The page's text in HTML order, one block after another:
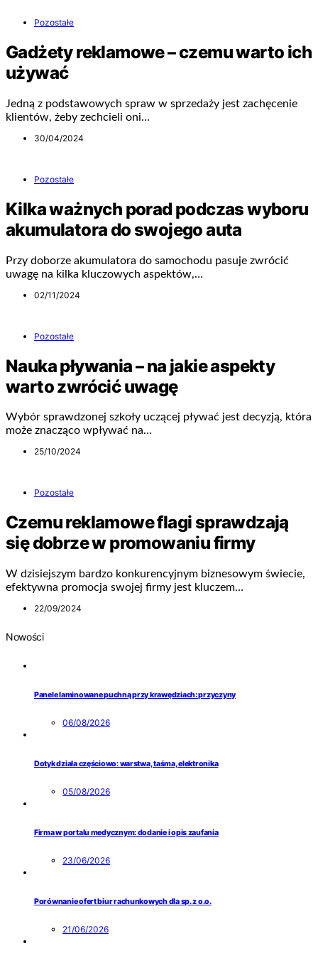
Pozostałe
Gadżety reklamowe – czemu warto ich
używać
Jedną z podstawowych spraw w sprzedaży jest zachęcenie
klientów, żeby zechcieli oni…
30/04/2024
Pozostałe
Kilka ważnych porad podczas wyboru
akumulatora do swojego auta
Przy doborze akumulatora do samochodu pasuje zwrócić
uwagę na kilka kluczowych aspektów,…
02/11/2024
Pozostałe
Nauka pływania – na jakie aspekty
warto zwrócić uwagę
Wybór sprawdzonej szkoły uczącej pływać jest decyzją, która
może znacząco wpływać na…
25/10/2024
Pozostałe
Czemu reklamowe flagi sprawdzają
się dobrze w promowaniu firmy
W dzisiejszym bardzo konkurencyjnym biznesowym świecie,
efektywna promocja swojej firmy jest kluczem…
22/09/2024
Nowości
Panele laminowane puchną przy krawędziach: przyczyny
06/08/2026
Dotyk działa częściowo: warstwa, taśma, elektronika
05/08/2026
Firma w portalu medycznym: dodanie i opis zaufania
23/06/2026
Porównanie ofert biur rachunkowych dla sp. z o.o.
21/06/2026